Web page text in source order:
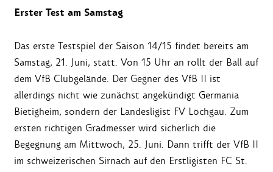
Erster Test am Samstag
Das erste Testspiel der Saison 14/15 findet bereits am
Samstag, 21. Juni, statt. Von 15 Uhr an rollt der Ball auf
dem VfB Clubgelände. Der Gegner des VfB II ist
allerdings nicht wie zunächst angekündigt Germania
Bietigheim, sondern der Landesligist FV Löchgau. Zum
ersten richtigen Gradmesser wird sicherlich die
Begegnung am Mittwoch, 25. Juni. Dann trifft der VfB II
im schweizerischen Sirnach auf den Erstligisten FC St.